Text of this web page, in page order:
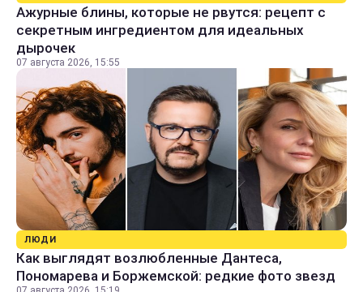
Ажурные блины, которые не рвутся: рецепт с
секретным ингредиентом для идеальных
дырочек
07 августа 2026, 15:55
ЛЮДИ
Как выглядят возлюбленные Дантеса,
Пономарева и Боржемской: редкие фото звезд